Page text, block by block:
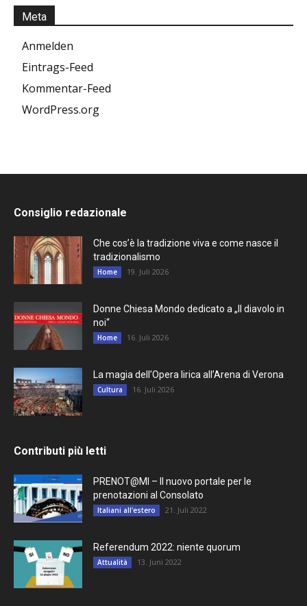
Meta
Anmelden
Eintrags-Feed
Kommentar-Feed
WordPress.org
Consiglio redazionale
Che cos’è la tradizione viva e come nasce il
tradizionalismo
Home 19. Juli 2026
Donne Chiesa Mondo dedicato a „Il diavolo in
noi“
Home 16. Juli 2026
La magia dell’Opera lirica all’Arena di Verona
Cultura 16. Juli 2026
Contributi più letti
PRENOT@MI – Il nuovo portale per le
prenotazioni al Consolato
Italiani all'estero 21. Juli 2022
Referendum 2022: niente quorum
Attualità 13. Juni 2022